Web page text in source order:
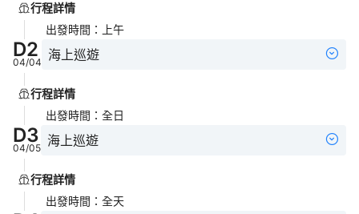
行程詳情
出發時間 ： 上午
D2
04/04 海上巡遊
行程詳情
出發時間 ： 全日
D3
04/05 海上巡遊
行程詳情
出發時間 ： 全天